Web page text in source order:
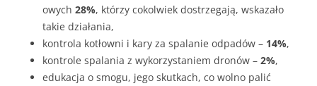
owych 28%, którzy cokolwiek dostrzegają, wskazało
takie działania,
kontrola kotłowni i kary za spalanie odpadów – 14%,
kontrole spalania z wykorzystaniem dronów – 2%,
edukacja o smogu, jego skutkach, co wolno palić